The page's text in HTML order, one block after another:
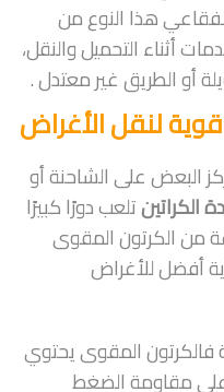
هذا النوع من
أثناء التحميل والنقل،
أو الطريق غير معتدل .
لنقل الأغراض
البعض على الشاحنة أو
الكراتينتلعب دورًا كبيرًا
من الكرتون المقوى
أفضل للأغراض
فالكرتون المقوى يحتوي
مقاومة الضغط